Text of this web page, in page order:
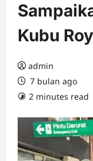
Kubu
admin
7 bulan ago
2 minutes read